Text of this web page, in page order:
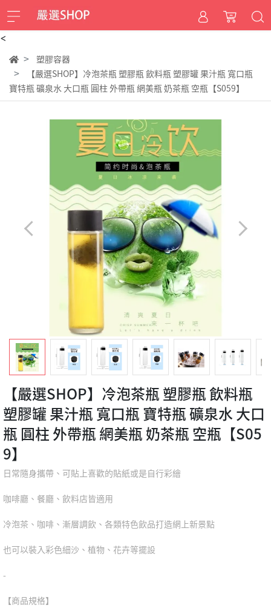
<
塑膠容器
【嚴選SHOP】冷泡茶瓶 塑膠瓶 飲料瓶 塑膠罐 果汁瓶 寬口瓶
寶特瓶 礦泉水 大口瓶 圓柱 外帶瓶 網美瓶 奶茶瓶 空瓶【S059】
【嚴選SHOP】冷泡茶瓶 塑膠瓶 飲料瓶
塑膠罐 果汁瓶 寬口瓶 寶特瓶 礦泉水 大口
瓶 圓柱 外帶瓶 網美瓶 奶茶瓶 空瓶【S05
9】
日常隨身攜帶、可貼上喜歡的貼紙或是自行彩繪
咖啡廳、餐廳、飲料店皆適用
冷泡茶、咖啡、漸層調飲、各類特色飲品打造網上新景點
也可以裝入彩色細沙、植物、花卉等擺設
-
【商品規格】